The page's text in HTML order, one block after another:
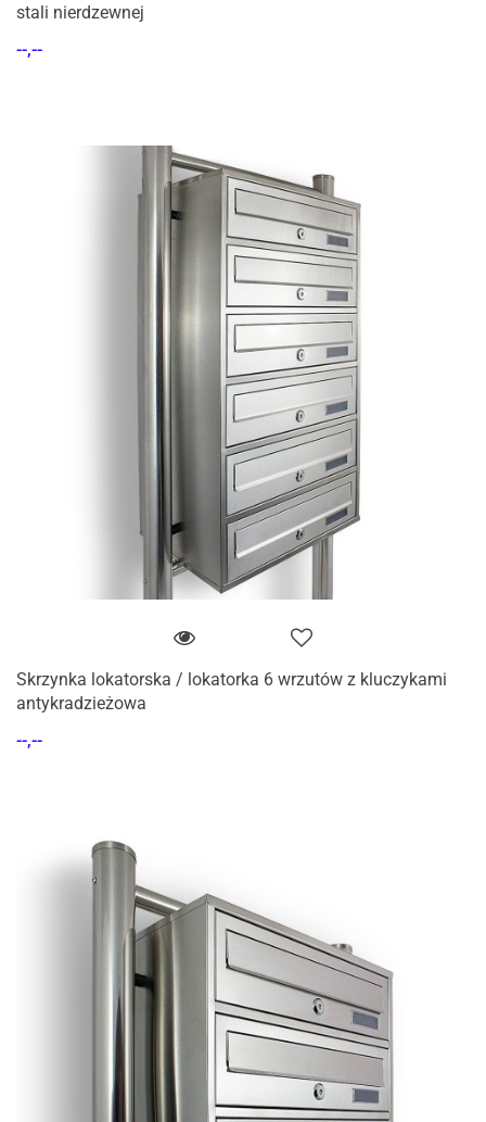
stali nierdzewnej
--,--
Skrzynka lokatorska / lokatorka 6 wrzutów z kluczykami
antykradzieżowa
--,--